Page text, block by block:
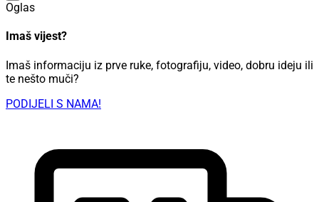
Oglas
Imaš vijest?
Imaš informaciju iz prve ruke, fotografiju, video, dobru ideju ili
te nešto muči?
PODIJELI S NAMA!